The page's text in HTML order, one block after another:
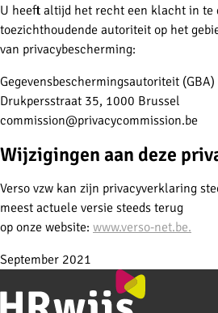
U heeft altijd het recht een klacht in te
toezichthoudende autoriteit op het
van privacybescherming:
Gegevensbeschermingsautoriteit (GBA)
Drukpersstraat 35, 1000 Brussel
commission@privacycommission.be
Wijzigingen aan deze
Verso vzw kan zijn privacyverklaring
meest actuele versie steeds terug
op onze website: www.verso-net.be.
September 2021